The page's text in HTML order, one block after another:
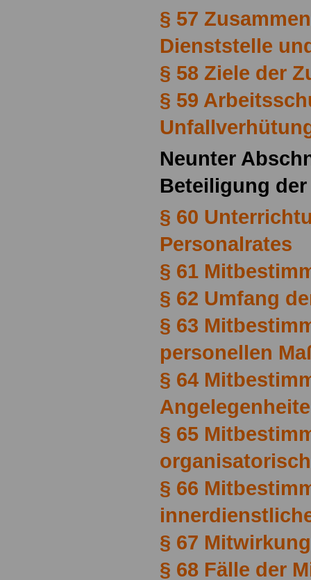
§ 57
Dienststelle
§ 58 Ziele der
§ 59
Neunter
Beteiligung
§ 60
Personalrates
§ 61
§ 62 Umfang
§ 63
personellen
§ 64
§ 65
§ 66
§ 67
§ 68 Fälle der